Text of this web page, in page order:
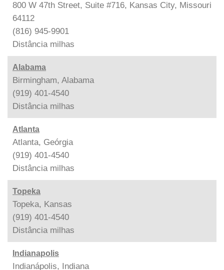
800 W 47th Street, Suite #716, Kansas City, Missouri
64112
(816) 945-9901
Distância milhas
Alabama
Birmingham, Alabama
(919) 401-4540
Distância milhas
Atlanta
Atlanta, Geórgia
(919) 401-4540
Distância milhas
Topeka
Topeka, Kansas
(919) 401-4540
Distância milhas
Indianapolis
Indianápolis, Indiana